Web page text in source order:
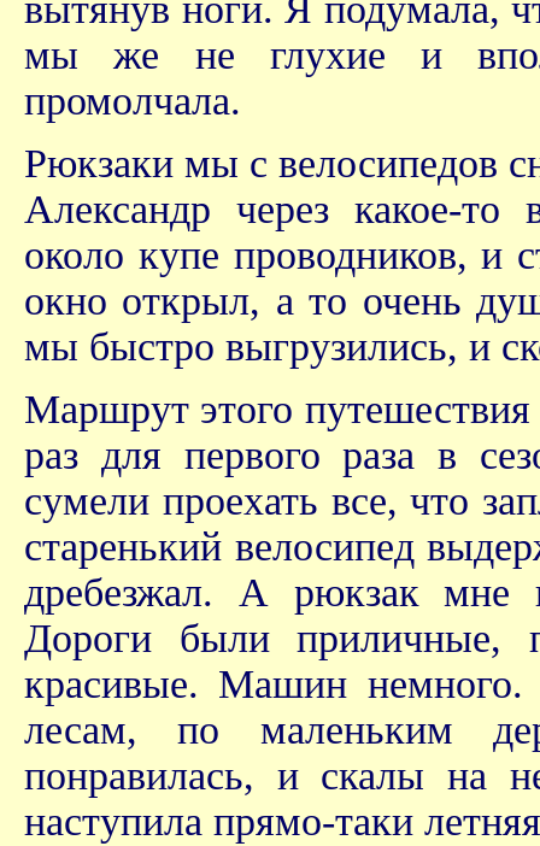
вытянув ноги. Я подумала,
мы же не глухие и
промолчала.
Рюкзаки мы с велосипедов
Александр через какое-
около купе проводников, и
окно открыл, а то очень
мы быстро выгрузились, и
Маршрут этого
раз для первого раза в
сумели проехать все, что
старенький велосипед
дребезжал. А рюкзак мне
Дороги были приличные,
красивые. Машин немного.
лесам, по маленьким
понравилась, и скалы на
наступила прямо-таки